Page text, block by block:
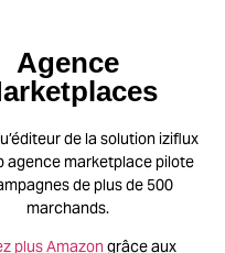
Agence
de la solution iziflux
agence marketplace pilote
de plus de 500
marchands.
plus Amazon grâce aux